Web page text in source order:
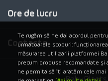
Ore de lucru
Contacte
Te rugăm să ne dai acordul
următoarele scopuri:
măsurarea utilizării platformei
precum produse recomandate
ne permită să îți arătăm cele